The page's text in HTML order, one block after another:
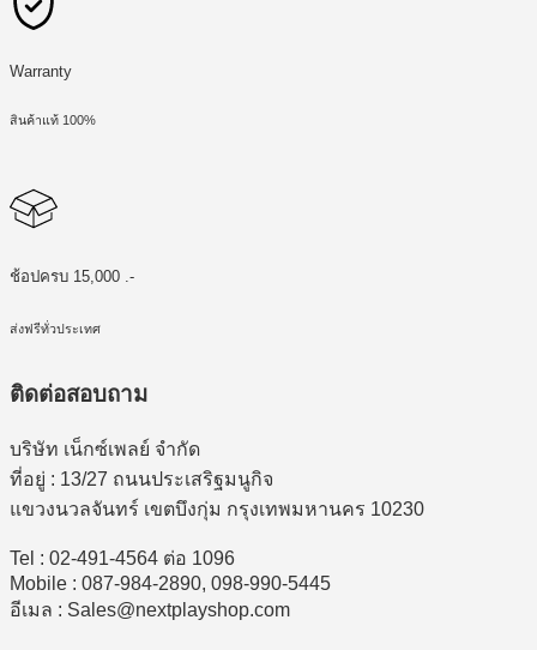
Warranty
สินค้าแท้ 100%
ช้อปครบ 15,000 .-
ส่งฟรีทั่วประเทศ
ติดต่อสอบถาม
บริษัท เน็กซ์เพลย์ จำกัด
ที่อยู่ : 13/27 ถนนประเสริฐมนูกิจ
แขวงนวลจันทร์ เขตบึงกุ่ม กรุงเทพมหานคร 10230
Tel : 02-491-4564 ต่อ 1096
Mobile : 087-984-2890, 098-990-5445
อีเมล : Sales@nextplayshop.com